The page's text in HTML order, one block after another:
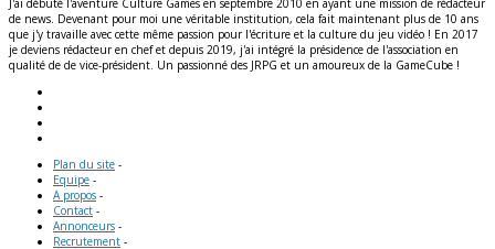
de news. Devenant pour moi une véritable institution, cela fait maintenant plus de 10 ans
que j'y travaille avec cette même passion pour l'écriture et la culture du jeu vidéo ! En 2017
je deviens rédacteur en chef et depuis 2019, j'ai intégré la présidence de l'association en
qualité de de vice-président. Un passionné des JRPG et un amoureux de la GameCube !
Plan du site -
Equipe -
A propos -
Contact -
Annonceurs -
Recrutement -